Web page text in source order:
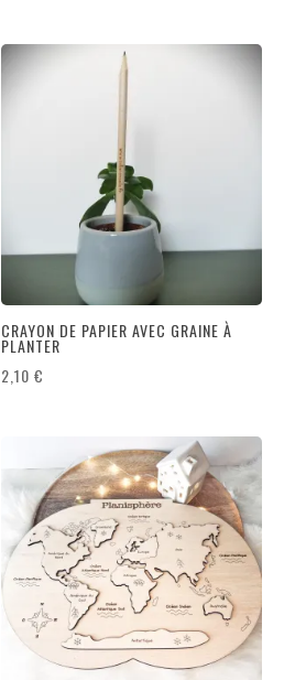
CRAYON DE PAPIER AVEC GRAINE À
PLANTER
2,10€